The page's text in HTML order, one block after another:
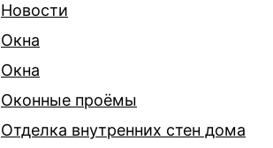
Новости
Окна
Окна
Оконные проёмы
Отделка внутренних стен дома